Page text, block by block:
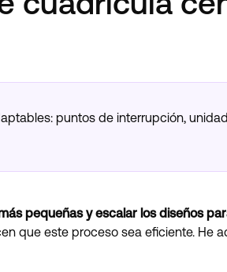
puntos de interrupción,
pequeñas y escalar los diseños
que este proceso sea eficiente. He